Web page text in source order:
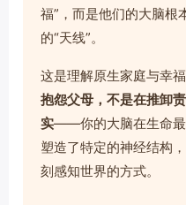
福”，而是他们的大脑根
的“天线”。
这是理解原生家庭与幸
抱怨父母，不是在推卸
实——你的大脑在生命最
塑造了特定的神经结构
刻感知世界的方式。